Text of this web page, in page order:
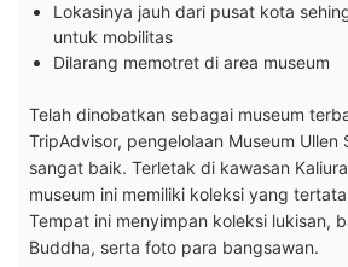
Lokasinya jauh dari pusat kota
untuk mobilitas
Dilarang memotret di area museum
Telah dinobatkan sebagai museum
TripAdvisor, pengelolaan Museum Ullen
sangat baik. Terletak di kawasan
museum ini memiliki koleksi yang
Tempat ini menyimpan koleksi lukisan,
Buddha, serta foto para bangsawan.